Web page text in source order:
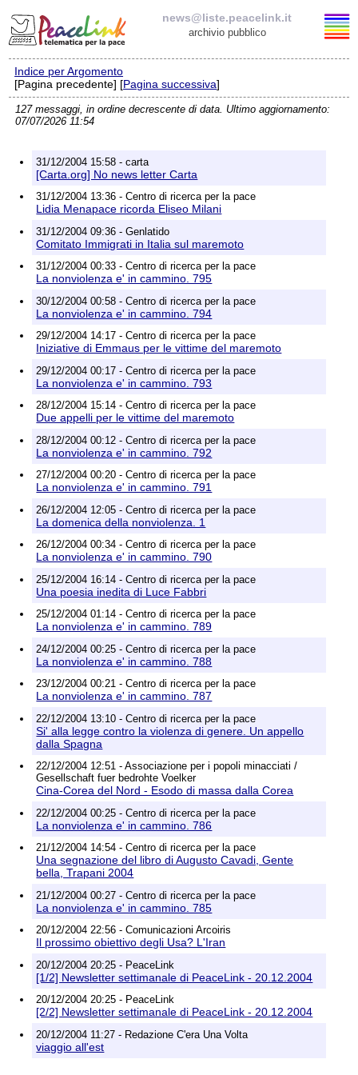
news@liste.peacelink.it
archivio pubblico
Elenco delle liste
news@liste.peacelink.it
Richieste di rimozione
Indice per Argomento
[Pagina precedente] [Pagina successiva]
127 messaggi, in ordine decrescente di data. Ultimo aggiornamento:
07/07/2026 11:54
31/12/2004 15:58 - carta
[Carta.org] No news letter Carta
31/12/2004 13:36 - Centro di ricerca per la pace
Lidia Menapace ricorda Eliseo Milani
31/12/2004 09:36 - Genlatido
Comitato Immigrati in Italia sul maremoto
31/12/2004 00:33 - Centro di ricerca per la pace
La nonviolenza e' in cammino. 795
30/12/2004 00:58 - Centro di ricerca per la pace
La nonviolenza e' in cammino. 794
29/12/2004 14:17 - Centro di ricerca per la pace
Iniziative di Emmaus per le vittime del maremoto
29/12/2004 00:17 - Centro di ricerca per la pace
La nonviolenza e' in cammino. 793
28/12/2004 15:14 - Centro di ricerca per la pace
Due appelli per le vittime del maremoto
28/12/2004 00:12 - Centro di ricerca per la pace
La nonviolenza e' in cammino. 792
27/12/2004 00:20 - Centro di ricerca per la pace
La nonviolenza e' in cammino. 791
26/12/2004 12:05 - Centro di ricerca per la pace
La domenica della nonviolenza. 1
26/12/2004 00:34 - Centro di ricerca per la pace
La nonviolenza e' in cammino. 790
25/12/2004 16:14 - Centro di ricerca per la pace
Una poesia inedita di Luce Fabbri
25/12/2004 01:14 - Centro di ricerca per la pace
La nonviolenza e' in cammino. 789
24/12/2004 00:25 - Centro di ricerca per la pace
La nonviolenza e' in cammino. 788
23/12/2004 00:21 - Centro di ricerca per la pace
La nonviolenza e' in cammino. 787
22/12/2004 13:10 - Centro di ricerca per la pace
Si' alla legge contro la violenza di genere. Un appello
dalla Spagna
22/12/2004 12:51 - Associazione per i popoli minacciati /
Gesellschaft fuer bedrohte Voelker
Cina-Corea del Nord - Esodo di massa dalla Corea
22/12/2004 00:25 - Centro di ricerca per la pace
La nonviolenza e' in cammino. 786
21/12/2004 14:54 - Centro di ricerca per la pace
Una segnazione del libro di Augusto Cavadi, Gente
bella, Trapani 2004
21/12/2004 00:27 - Centro di ricerca per la pace
La nonviolenza e' in cammino. 785
20/12/2004 22:56 - Comunicazioni Arcoiris
Il prossimo obiettivo degli Usa? L'Iran
20/12/2004 20:25 - PeaceLink
[1/2] Newsletter settimanale di PeaceLink - 20.12.2004
20/12/2004 20:25 - PeaceLink
[2/2] Newsletter settimanale di PeaceLink - 20.12.2004
20/12/2004 11:27 - Redazione C'era Una Volta
viaggio all'est